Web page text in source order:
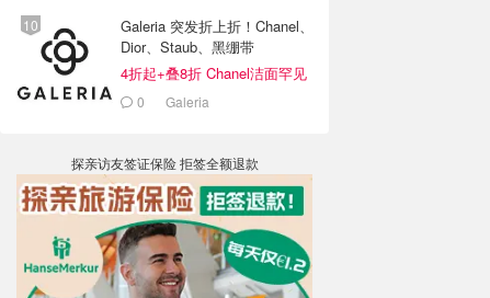
Galeria 突发折上折！Chanel、
Dior、Staub、黑绷带
4折起+叠8折 Chanel洁面罕见
€430 Galeria
探亲访友签证保险 拒签全额退款